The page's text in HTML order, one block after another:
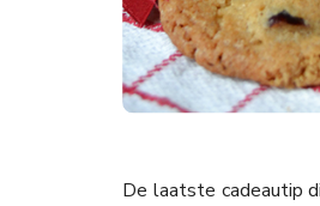
De laatste cadeautip